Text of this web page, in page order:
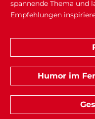
spannende Thema und
Empfehlungen
Humor im